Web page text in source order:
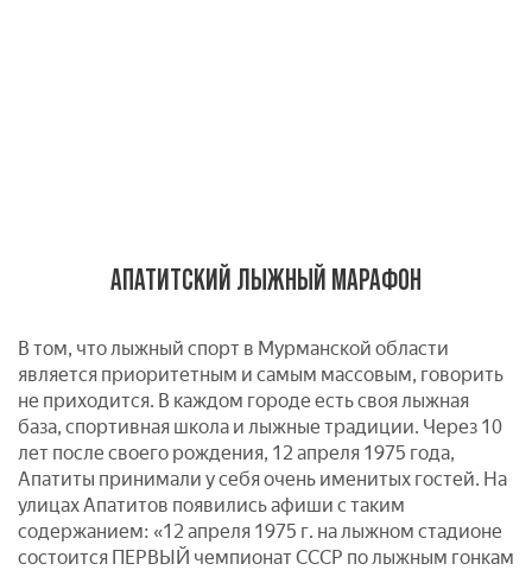
АПАТИТСКИЙ ЛЫЖНЫЙ МАРАФОН
В том, что лыжный спорт в Мурманской области
является приоритетным и самым массовым, говорить
не приходится. В каждом городе есть своя лыжная
база, спортивная школа и лыжные традиции. Через 10
лет после своего рождения, 12 апреля 1975 года,
Апатиты принимали у себя очень именитых гостей. На
улицах Апатитов появились афиши с таким
содержанием: «12 апреля 1975 г. на лыжном стадионе
состоится ПЕРВЫЙ чемпионат СССР по лыжным гонкам